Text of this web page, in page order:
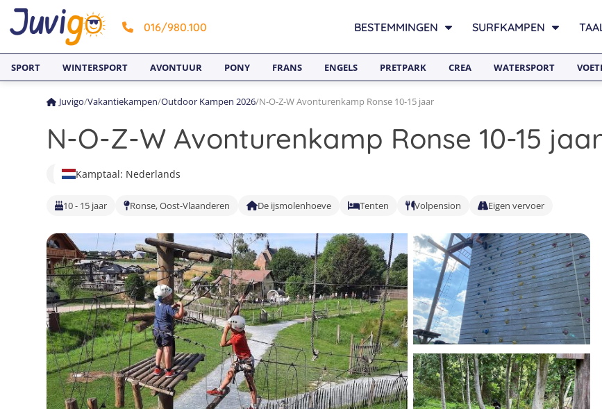
016/980.100 BESTEMMINGEN SURFKAMPEN
SPORT WINTERSPORT AVONTUUR PONY FRANS ENGELS PRETPARK CREA WATERSPORT
Juvigo/Vakantiekampen/Outdoor Kampen 2026/N-O-Z-W Avonturenkamp Ronse 10-15 jaar
N-O-Z-W Avonturenkamp Ronse 10-15 jaar
Kamptaal: Nederlands
10 - 15 jaar Ronse, Oost-Vlaanderen De ijsmolenhoeve Tenten Volpension Eigen vervoer
19
20
21